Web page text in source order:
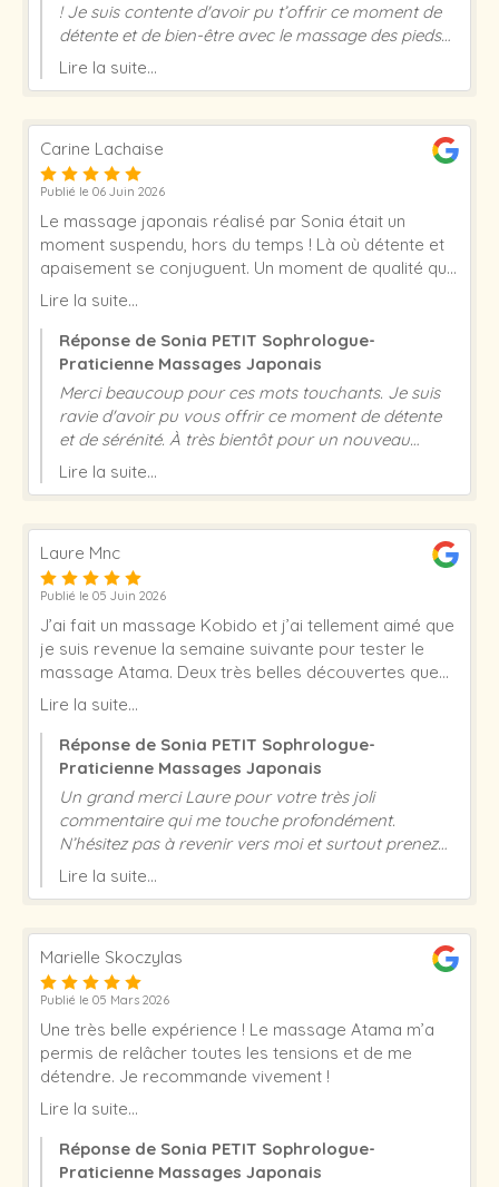
! Je suis contente d'avoir pu t’offrir ce moment de
détente et de bien-être avec le massage des pieds
Sokushindo. Merci de ta gentillesse et de ta
Lire la suite...
Carine Lachaise
Publié le 06 Juin 2026
Le massage japonais réalisé par Sonia était un
moment suspendu, hors du temps ! Là où détente et
apaisement se conjuguent. Un moment de qualité qui
est à recommander. Encore merci à vous.
Lire la suite...
Réponse de Sonia PETIT Sophrologue-
Praticienne Massages Japonais
Merci beaucoup pour ces mots touchants. Je suis
ravie d'avoir pu vous offrir ce moment de détente
et de sérénité. À très bientôt pour un nouveau
moment de bien-être. Sonia Petit
Lire la suite...
Laure Mnc
Publié le 05 Juin 2026
J’ai fait un massage Kobido et j’ai tellement aimé que
je suis revenue la semaine suivante pour tester le
massage Atama. Deux très belles découvertes que
j’ai hâte de refaire ! Et la plus belle découverte, c’est
Lire la suite...
Réponse de Sonia PETIT Sophrologue-
Praticienne Massages Japonais
Un grand merci Laure pour votre très joli
commentaire qui me touche profondément.
N’hésitez pas à revenir vers moi et surtout prenez
bien soin de vous. Merci de votre gentillesse et de
Lire la suite...
Marielle Skoczylas
Publié le 05 Mars 2026
Une très belle expérience ! Le massage Atama m’a
permis de relâcher toutes les tensions et de me
détendre. Je recommande vivement !
Lire la suite...
Réponse de Sonia PETIT Sophrologue-
Praticienne Massages Japonais